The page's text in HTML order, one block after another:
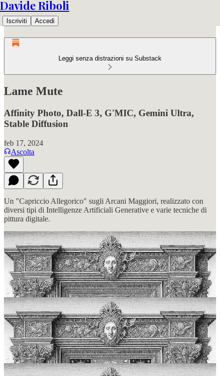
Davide Riboli
Iscriviti Accedi
Leggi senza distrazioni su Substack
Lame Mute
Affinity Photo, Dall-E 3, G'MIC, Gemini Ultra,
Stable Diffusion
feb 17, 2024
Ascolta
Un "Capriccio Allegorico" sugli Arcani Maggiori, realizzato con
diversi tipi di Intelligenze Artificiali Generative e varie tecniche di
pittura digitale.